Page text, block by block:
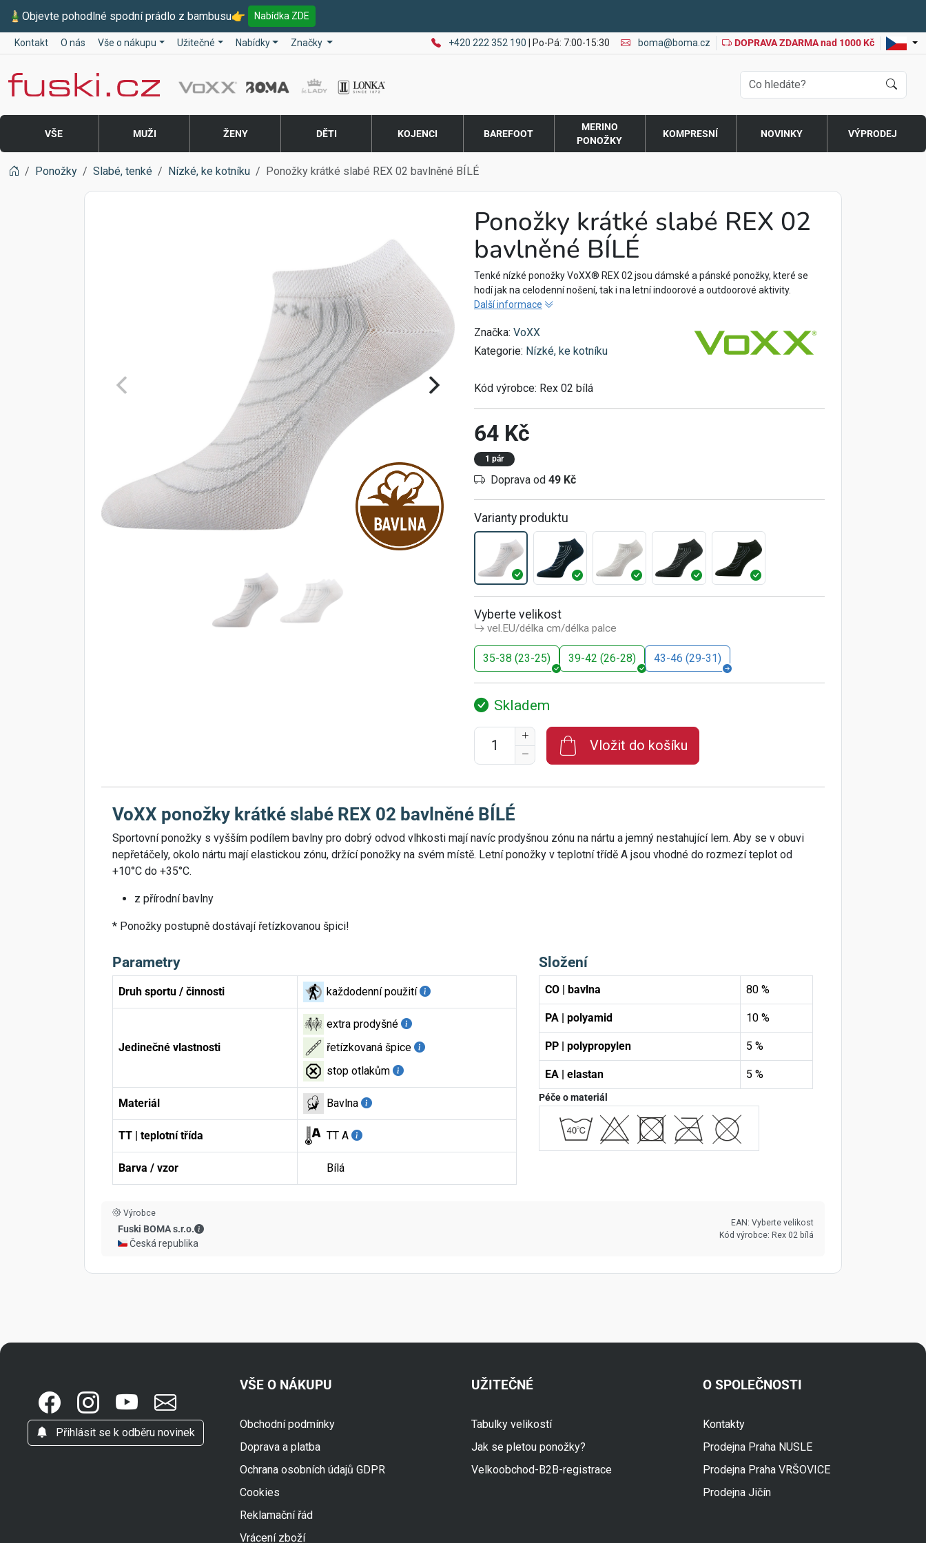
🎍 Objevte pohodlné spodní prádlo z bambusu👉 Nabídka ZDE
Kontakt O nás Vše o nákupu Užitečné Nabídky Značky +420 222 352 190 | Po-Pá: 7:00-15:30 boma@boma.cz DOPRAVA ZDARMA nad 1000 Kč
Fuski BOMA
VŠE MUŽI ŽENY DĚTI KOJENCI BAREFOOT
MERINO
PONOŽKY
KOMPRESNÍ NOVINKY VÝPRODEJ
Ponožky Slabé, tenké Nízké, ke kotníku Ponožky krátké slabé REX 02 bavlněné BÍLÉ
Ponožky krátké slabé REX 02
bavlněné BÍLÉ
Tenké nízké ponožky VoXX® REX 02 jsou dámské a pánské ponožky, které se
hodí jak na celodenní nošení, tak i na letní indoorové a outdoorové aktivity.
Další informace
Značka: VoXX
Kategorie: Nízké, ke kotníku
Kód výrobce: Rex 02 bílá
64 Kč
1 pár
Doprava od 49 Kč
Varianty produktu
Vyberte velikost
vel.EU/délka cm/délka palce
35-38 (23-25) 39-42 (26-28) 43-46 (29-31)
Skladem
Vložit do košíku
VoXX ponožky krátké slabé REX 02 bavlněné BÍLÉ
Sportovní ponožky s vyšším podílem bavlny pro dobrý odvod vlhkosti mají navíc prodyšnou zónu na nártu a jemný nestahující lem. Aby se v obuvi
nepřetáčely, okolo nártu mají elastickou zónu, držící ponožky na svém místě. Letní ponožky v teplotní třídě A jsou vhodné do rozmezí teplot od
+10°C do +35°C.
z přírodní bavlny
* Ponožky postupně dostávají řetízkovanou špici!
Parametry
Druh sportu / činnosti každodenní použití
Jedinečné vlastnosti
extra prodyšné
řetízkovaná špice
stop otlakům
Materiál Bavlna
TT | teplotní třída TT A
Barva / vzor Bílá
Složení
CO | bavlna 80 %
PA | polyamid 10 %
PP | polypropylen 5 %
EA | elastan 5 %
Péče o materiál
Výrobce
Fuski BOMA s.r.o.
Fuski BOMA s.r.o. - Kontaktní údaje
🇨🇿 Česká republika
EAN: Vyberte velikost
Kód výrobce: Rex 02 bílá
Přihlásit se k odběru novinek
VŠE O NÁKUPU
Obchodní podmínky
Doprava a platba
Ochrana osobních údajů GDPR
Cookies
Reklamační řád
Vrácení zboží
UŽITEČNÉ
Tabulky velikostí
Jak se pletou ponožky?
Velkoobchod-B2B-registrace
O SPOLEČNOSTI
Kontakty
Prodejna Praha NUSLE
Prodejna Praha VRŠOVICE
Prodejna Jičín
Online